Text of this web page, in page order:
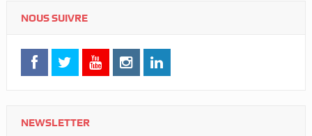
NOUS SUIVRE
NEWSLETTER